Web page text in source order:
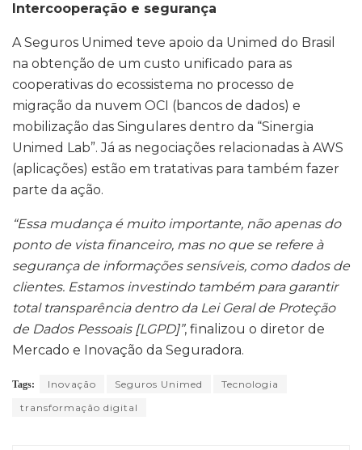
Intercooperação e segurança
A Seguros Unimed teve apoio da Unimed do Brasil
na obtenção de um custo unificado para as
cooperativas do ecossistema no processo de
migração da nuvem OCI (bancos de dados) e
mobilização das Singulares dentro da “Sinergia
Unimed Lab”. Já as negociações relacionadas à AWS
(aplicações) estão em tratativas para também fazer
parte da ação.
“Essa mudança é muito importante, não apenas do
ponto de vista financeiro, mas no que se refere à
segurança de informações sensíveis, como dados de
clientes. Estamos investindo também para garantir
total transparência dentro da Lei Geral de Proteção
de Dados Pessoais [LGPD]”, finalizou o diretor de
Mercado e Inovação da Seguradora.
Tags: Inovação Seguros Unimed
Tecnologia
transformação digital